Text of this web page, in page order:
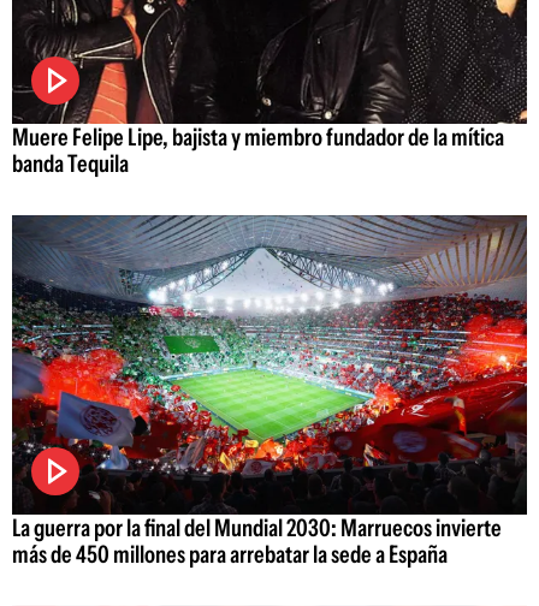
Muere Felipe Lipe, bajista y miembro fundador de la mítica
banda Tequila
La guerra por la final del Mundial 2030: Marruecos invierte
más de 450 millones para arrebatar la sede a España